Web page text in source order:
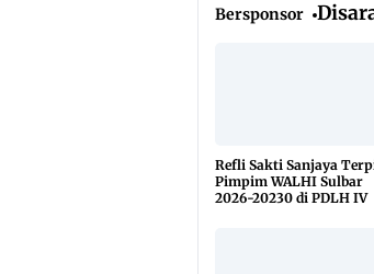
Bersponsor
Refli Sakti Sanjaya
Pimpim WALHI Sulbar
2026-20230 di PDLH IV